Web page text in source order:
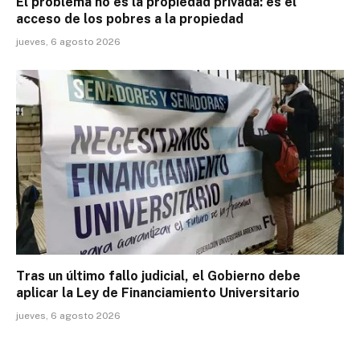
acceso de los pobres a la propiedad
jueves, 6 agosto 2026
Tras un último fallo judicial, el Gobierno debe
aplicar la Ley de Financiamiento Universitario
jueves, 6 agosto 2026